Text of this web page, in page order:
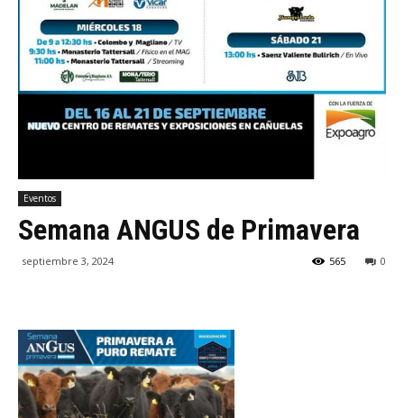
Eventos
Semana ANGUS de Primavera
septiembre 3, 2024 0
565